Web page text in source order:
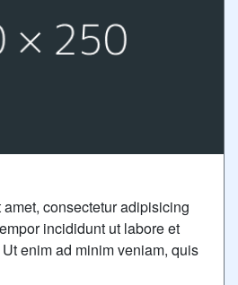
consectetur adipisicing
incididunt ut labore et
enim ad minim veniam, quis